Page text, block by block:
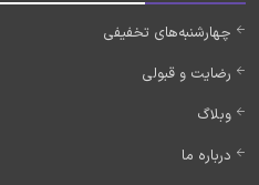
چهارشنبه‌های تخفیفی
رضایت و قبولی
وبلاگ
درباره ما